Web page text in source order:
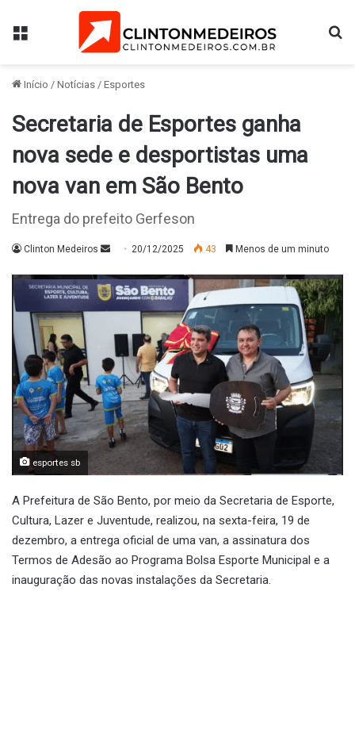
Menu
Início / Notícias / Esportes
Secretaria de Esportes ganha
nova sede e desportistas uma
nova van em São Bento
Entrega do prefeito Gerfeson
Clinton Medeiros
Mande
e-
mail
20/12/2025 43 Menos de um minuto
esportes sb
A Prefeitura de São Bento, por meio da Secretaria de Esporte,
Cultura, Lazer e Juventude, realizou, na sexta-feira, 19 de
dezembro, a entrega oficial de uma van, a assinatura dos
Termos de Adesão ao Programa Bolsa Esporte Municipal e a
inauguração das novas instalações da Secretaria.